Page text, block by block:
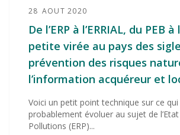
28 AOUT 2020
De l’ERP à l’ERRIAL, du PEB à
petite virée au pays des
prévention des risques
l’information acquéreur et
Voici un petit point technique sur ce
probablement évoluer au sujet de
Pollutions (ERP)...